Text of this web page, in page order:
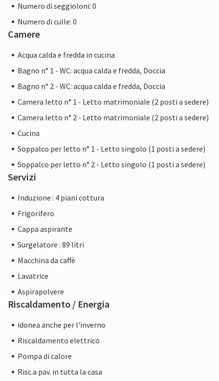
Numero di seggioloni: 0
Numero di culle: 0
Camere
Acqua calda e fredda in cucina
Bagno n° 1 - WC: acqua calda e fredda, Doccia
Bagno n° 2 - WC: acqua calda e fredda, Doccia
Camera letto n° 1 - Letto matrimoniale (2 posti a sedere)
Camera letto n° 2 - Letto matrimoniale (2 posti a sedere)
Cucina
Soppalco per letto n° 1 - Letto singolo (1 posti a sedere)
Soppalco per letto n° 2 - Letto singolo (1 posti a sedere)
Servizi
Induzione : 4 piani cottura
Frigorifero
Cappa aspirante
Surgelatore : 89 litri
Macchina da caffè
Lavatrice
Aspirapolvere
Riscaldamento / Energia
idonea anche per l'inverno
Riscaldamento elettrico
Pompa di calore
Risc.a pav. in tutta la casa